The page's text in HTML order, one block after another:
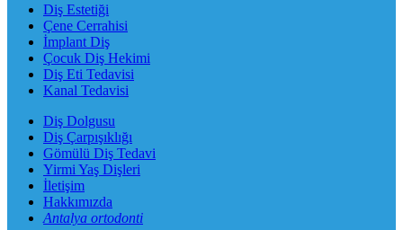
Diş Estetiği
Çene Cerrahisi
İmplant Diş
Çocuk Diş Hekimi
Diş Eti Tedavisi
Kanal Tedavisi
Diş Dolgusu
Diş Çarpışıklığı
Gömülü Diş Tedavi
Yirmi Yaş Dişleri
İletişim
Hakkımızda
Antalya ortodonti